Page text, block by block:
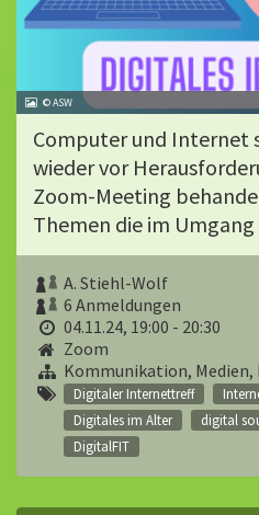
© ASW
Computer und Internet
wieder vor
Zoom-Meeting
Themen die im
A. Stiehl-Wolf
6 Anmeldungen
04.11.24, 19:00 - 20:30
Zoom
Kommunikation,
Digitaler Internettreff
Digitales im Alter
digital
DigitalFIT